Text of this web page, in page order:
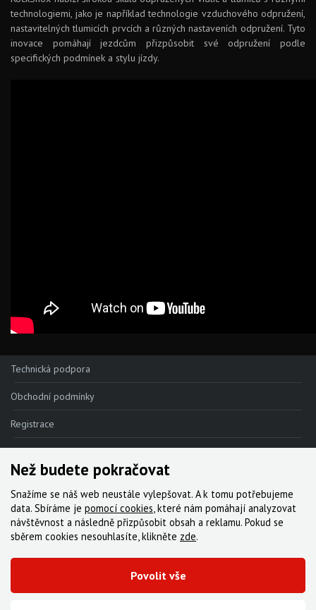
technologiemi, jako je například technologie vzduchového odpružení,
nastavitelných tlumicích prvcích a různých nastaveních odpružení. Tyto
inovace pomáhají jezdcům přizpůsobit své odpružení podle
specifických podmínek a stylu jízdy.
Technická podpora
Obchodní podmínky
Registrace
Reklamace
Kde nakoupit
Kontakt
Servis
Ke stažení
© 2000-2026 Všechna práva vyhrazena,Cyklo Žitný, s.r.o.|Zásady cookies
Než budete pokračovat
Snažíme se náš web neustále vylepšovat. A k tomu potřebujeme
data. Sbíráme je pomocí cookies, které nám pomáhají analyzovat
návštěvnost a následně přizpůsobit obsah a reklamu. Pokud se
sběrem cookies nesouhlasíte, klikněte zde.
Povolit vše